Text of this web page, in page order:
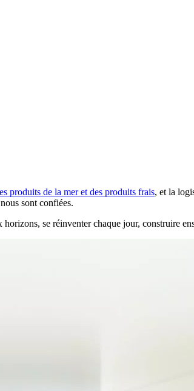
produits de la mer et des produits frais, et la
sont confiées.
se réinventer chaque jour, construire